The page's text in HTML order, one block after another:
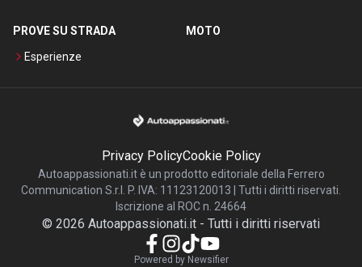
PROVE SU STRADA
Esperienze
MOTO
Privacy PolicyCookie Policy
Autoappassionati.it è un prodotto editoriale della Ferrero
Communication S.r.l. P. IVA: 11123120013 | Tutti i diritti riservati.
Iscrizione al ROC n. 24664
© 2026 Autoappassionati.it - Tutti i diritti riservati
Powered by Newsifier